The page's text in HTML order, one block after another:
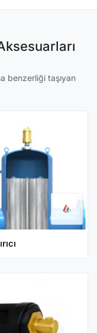
benzerliği taşıyan